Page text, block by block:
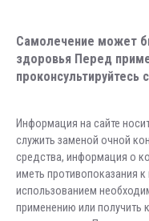
Самолечение может
здоровья Перед
проконсультируйтесь
Информация на сайте
служить заменой очной
средства, информация о
иметь противопоказания
использованием
применению или получить